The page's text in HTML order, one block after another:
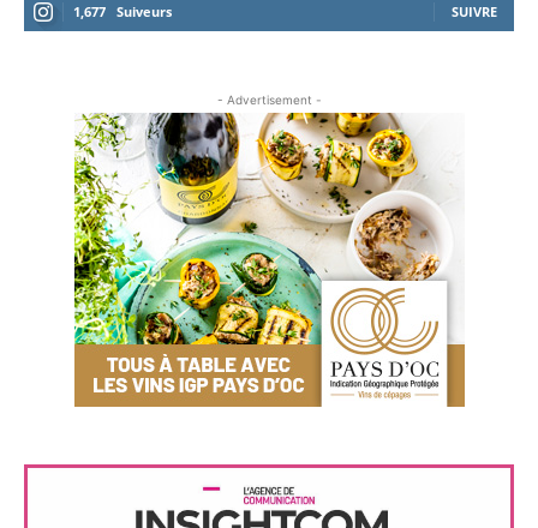
1,677 Suiveurs SUIVRE
- Advertisement -